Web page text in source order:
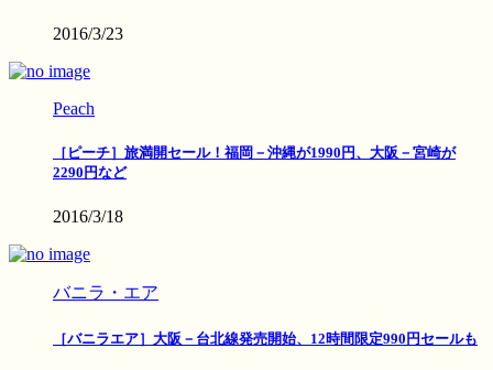
2016/3/23
Peach
［ピーチ］旅満開セール！福岡－沖縄が1990円、大阪－宮崎が
2290円など
2016/3/18
バニラ・エア
［バニラエア］大阪－台北線発売開始、12時間限定990円セールも